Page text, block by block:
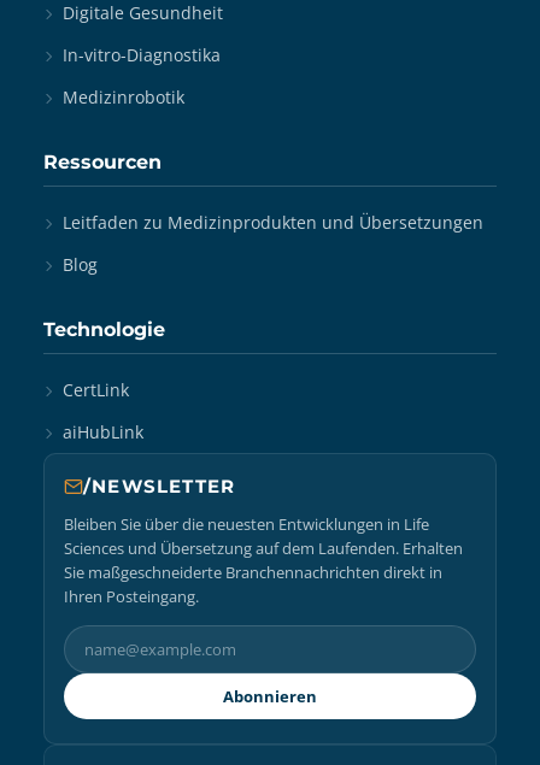
Digitale Gesundheit
In-vitro-Diagnostika
Medizinrobotik
Ressourcen
Leitfaden zu Medizinprodukten und Übersetzungen
Blog
Technologie
CertLink
aiHubLink
/NEWSLETTER
Bleiben Sie über die neuesten Entwicklungen in Life
Sciences und Übersetzung auf dem Laufenden. Erhalten
Sie maßgeschneiderte Branchennachrichten direkt in
Ihren Posteingang.
Abonnieren